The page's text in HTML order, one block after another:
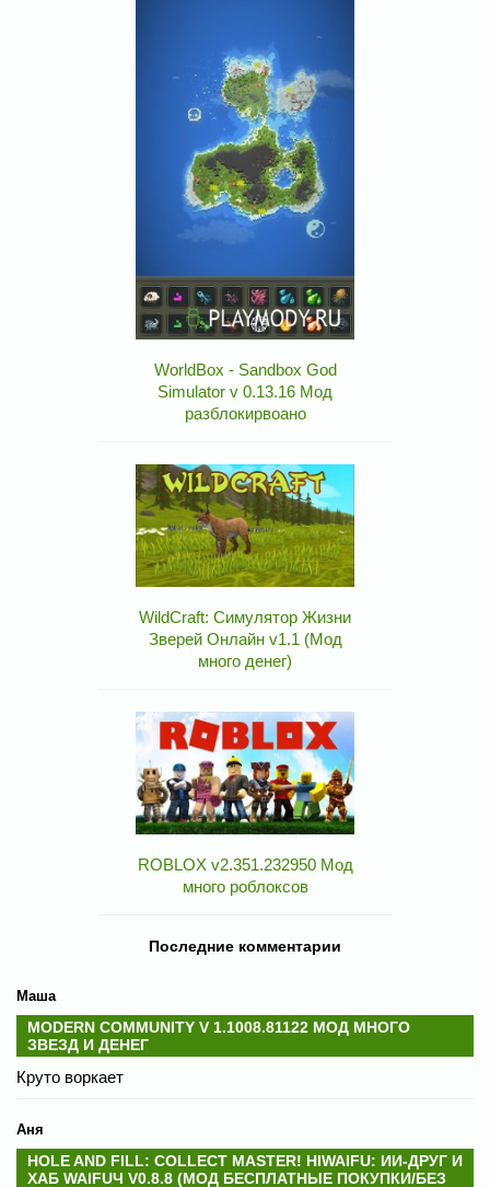
WorldBox - Sandbox God
Simulator v 0.13.16 Мод
разблокирвоано
WildCraft: Симулятор Жизни
Зверей Онлайн v1.1 (Мод
много денег)
ROBLOX v2.351.232950 Мод
много роблоксов
Последние комментарии
Маша
MODERN COMMUNITY V 1.1008.81122 МОД МНОГО
ЗВЕЗД И ДЕНЕГ
Круто воркает
Аня
HOLE AND FILL: COLLECT MASTER! HIWAIFU: ИИ-ДРУГ И
ХАБ WAIFUЧ V0.8.8 (МОД БЕСПЛАТНЫЕ ПОКУПКИ/БЕЗ